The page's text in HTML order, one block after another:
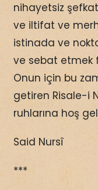
nihayetsiz
ve iltifat ve
istinada ve
ve sebat etmek
Onun için bu
getiren Risale-i
ruhlarına hoş
Said Nursî
***